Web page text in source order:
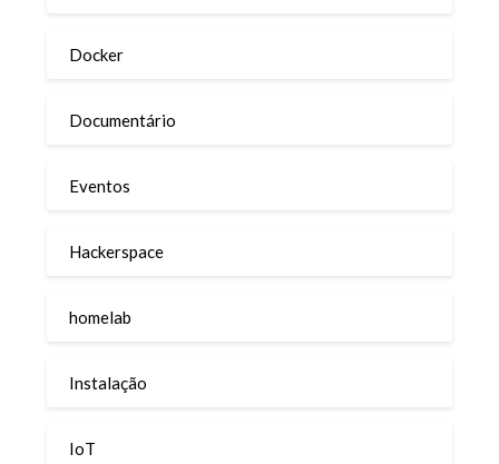
Docker
Documentário
Eventos
Hackerspace
homelab
Instalação
IoT